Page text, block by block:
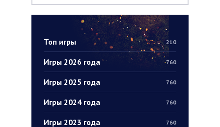
Топ игры 210
Игры 2026 года 760
Игры 2025 года 760
Игры 2024 года 760
Игры 2023 года 760